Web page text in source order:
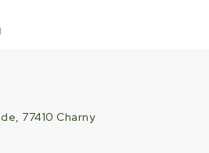
77410 Charny